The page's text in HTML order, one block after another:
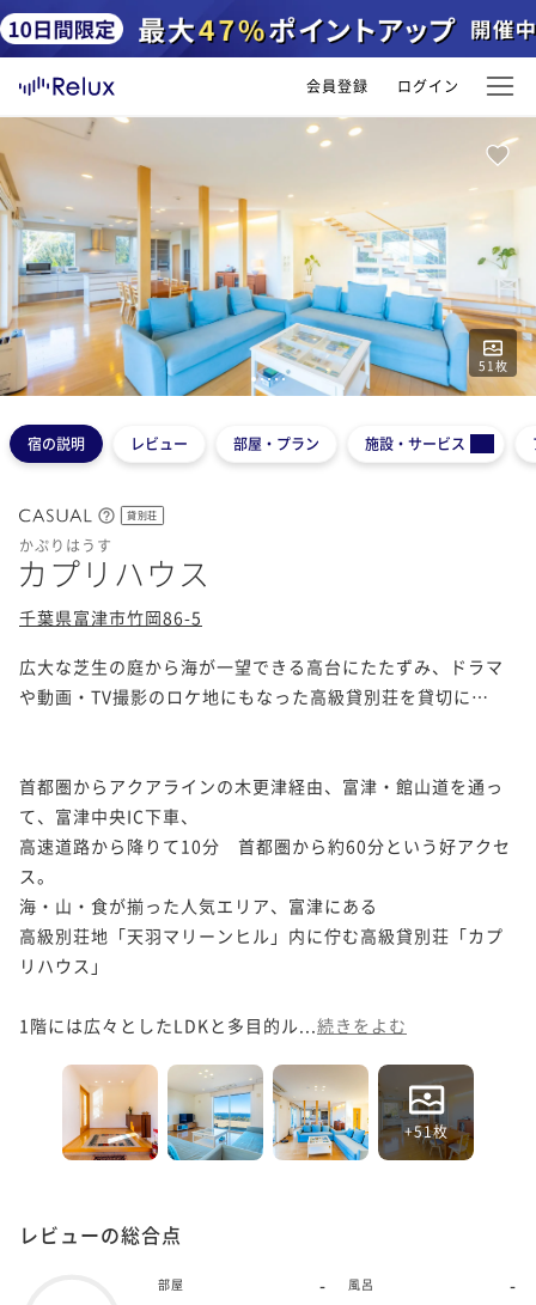
会員登録 ログイン
51 枚
12345
宿の説明 レビュー 部屋・プラン 施設・サービス
貸別荘
かぷりはうす
カプリハウス
千葉県富津市竹岡86-5
広大な芝生の庭から海が一望できる高台にたたずみ、ドラマ
や動画・TV撮影のロケ地にもなった高級貸別荘を貸切に…
首都圏からアクアラインの木更津経由、富津・館山道を通っ
て、富津中央IC下車、
高速道路から降りて10分　首都圏から約60分という好アクセ
ス。
海・山・食が揃った人気エリア、富津にある
高級別荘地「天羽マリーンヒル」内に佇む高級貸別荘「カプ
リハウス」
1階には広々としたLDKと多目的ル... 続きをよむ
+51枚
レビューの総合点
部屋 - 風呂 -